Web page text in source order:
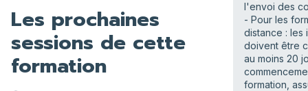
Les prochaines
sessions de cette
formation
l'envoi des
- Pour les
distance : les
doivent être
au moins 20
formation,